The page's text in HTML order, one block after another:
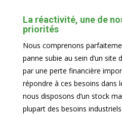
La réactivité, une de
priorités
Nous comprenons
panne subie au sein d’un
par une perte financière
répondre à ces besoins dans
nous disposons d’un stock
plupart des besoins